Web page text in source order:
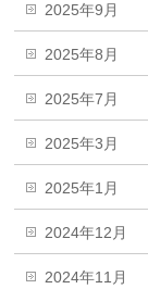
2025年9月
2025年8月
2025年7月
2025年3月
2025年1月
2024年12月
2024年11月